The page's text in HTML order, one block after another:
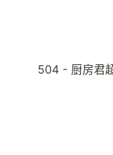
504 - 厨房君